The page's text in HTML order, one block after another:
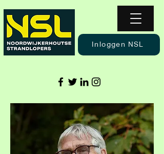
Inloggen NSL